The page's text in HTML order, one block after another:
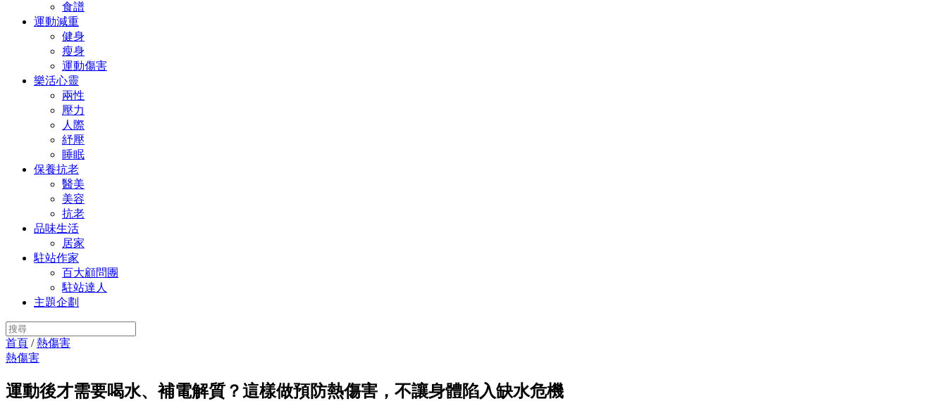
食譜
運動減重
健身
瘦身
運動傷害
樂活心靈
兩性
壓力
人際
紓壓
睡眠
保養抗老
醫美
美容
抗老
品味生活
居家
駐站作家
百大顧問團
駐站達人
主題企劃
首頁 /熱傷害
熱傷害
運動後才需要喝水、補電解質？這樣做預防熱傷害，不讓身體陷入缺水危機